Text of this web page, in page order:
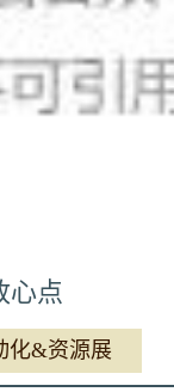
心点
化&资源展